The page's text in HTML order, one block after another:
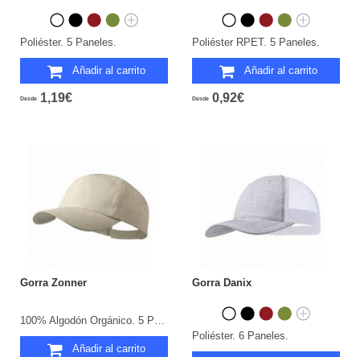
Poliéster. 5 Paneles.
Añadir al carrito
Desde 1,19€
Poliéster RPET. 5 Paneles.
Añadir al carrito
Desde 0,92€
Gorra Zonner
Añadir al carrito
Gorra Danix
Poliéster. 6 Paneles.